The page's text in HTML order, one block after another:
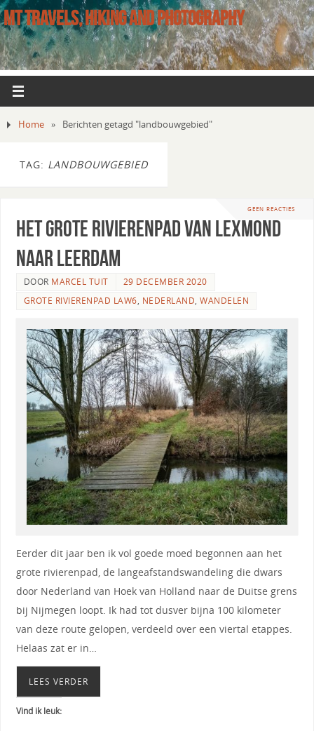
MT TRAVELS, HIKING AND PHOTOGRAPHY
Home » Berichten getagd "landbouwgebied"
TAG: LANDBOUWGEBIED
GEEN REACTIES
Het Grote rivierenpad van Lexmond
naar Leerdam
DOOR MARCEL TUIT
29 DECEMBER 2020
GROTE RIVIERENPAD LAW6, NEDERLAND,WANDELEN
Eerder dit jaar ben ik vol goede moed begonnen aan het
grote rivierenpad, de langeafstandswandeling die dwars
door Nederland van Hoek van Holland naar de Duitse grens
bij Nijmegen loopt. Ik had tot dusver bijna 100 kilometer
van deze route gelopen, verdeeld over een viertal etappes.
Helaas zat er in…
LEES VERDER
Vind ik leuk: